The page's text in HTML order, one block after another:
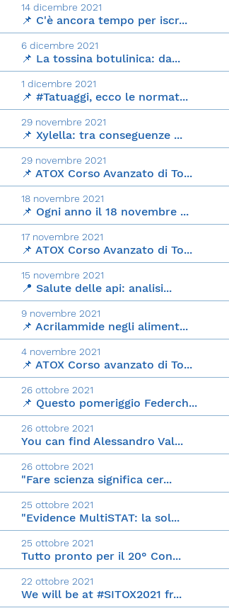
14 dicembre 2021
📌 C'è ancora tempo per iscr...
6 dicembre 2021
📌 La tossina botulinica: da...
1 dicembre 2021
📌 #Tatuaggi, ecco le normat...
29 novembre 2021
📌 Xylella: tra conseguenze ...
29 novembre 2021
📌 ATOX Corso Avanzato di To...
18 novembre 2021
📌 Ogni anno il 18 novembre ...
17 novembre 2021
📌 ATOX Corso Avanzato di To...
15 novembre 2021
📍 Salute delle api: analisi...
9 novembre 2021
📌 Acrilammide negli aliment...
4 novembre 2021
📌 ATOX Corso avanzato di To...
26 ottobre 2021
📌 Questo pomeriggio Federch...
26 ottobre 2021
You can find Alessandro Val...
26 ottobre 2021
"Fare scienza significa cer...
25 ottobre 2021
"Evidence MultiSTAT: la sol...
25 ottobre 2021
Tutto pronto per il 20° Con...
22 ottobre 2021
We will be at #SITOX2021 fr...